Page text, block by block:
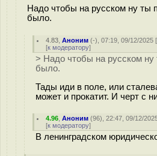
Надо чтобы на русском ну ты
было.
4.83 ,Аноним (-), 07:19, 09/12/2025 [
[к модератору]
> Надо чтобы на русском
было.
Тады иди в поле, или
может и прокатит. И черт с
4.96 ,Аноним (96), 22:47, 09/12/
[к модератору]
В ленинградском